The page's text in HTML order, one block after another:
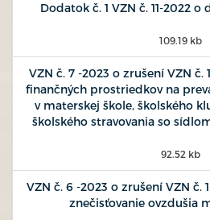
Dodatok č. 1 VZN č. 11-2022
109.19 kb
VZN č. 7 -2023 o zrušení VZN č.
finančných prostriedkov na
v materskej škole, školského
školského stravovania so
92.52 kb
VZN č. 6 -2023 o zrušení VZN č.
znečisťovanie ovzdušia